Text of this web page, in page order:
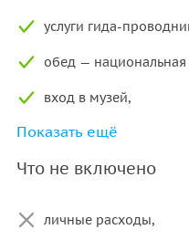
услуги гида-
обед — национальная
вход в музей,
вход в термальные
Показать ещё
Что не включено
личные расходы,